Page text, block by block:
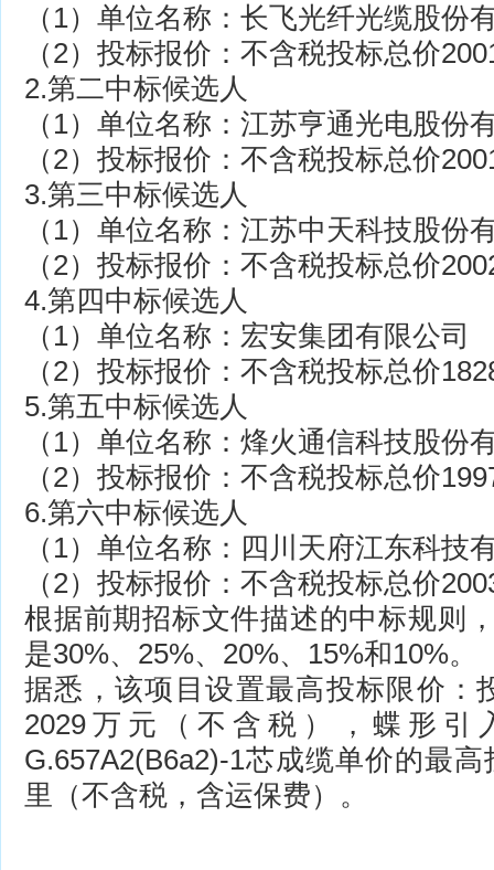
（1）单位名称：长飞光纤光缆股份
（2）投标报价：不含税投标总价
2.第二中标候选人
（1）单位名称：江苏亨通光电股份
（2）投标报价：不含税投标总价
3.第三中标候选人
（1）单位名称：江苏中天科技股份
（2）投标报价：不含税投标总价
4.第四中标候选人
（1）单位名称：宏安集团有限公司
（2）投标报价：不含税投标总价
5.第五中标候选人
（1）单位名称：烽火通信科技股份
（2）投标报价：不含税投标总价
6.第六中标候选人
（1）单位名称：四川天府江东科技
（2）投标报价：不含税投标总价
根据前期招标文件描述的中标规则
是30%、25%、20%、15%和10%。
据悉，该项目设置最高投标限价：
2029万元（不含税），蝶形引
G.657A2(B6a2)-1芯成缆单价的最
里（不含税，含运保费）。